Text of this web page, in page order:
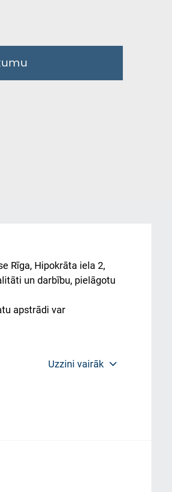
Rīga, Hipokrāta iela 2,
un darbību, pielāgotu
apstrādi var
Uzzini vairāk
Safari u.c.) saglabā